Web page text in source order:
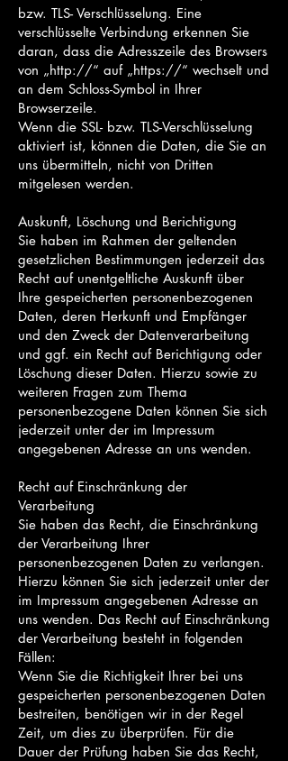
bzw. TLS- Verschlüsselung. Eine
verschlüsselte Verbindung erkennen Sie
daran, dass die Adresszeile des Browsers
von „http://“ auf „https://“ wechselt und
an dem Schloss-Symbol in Ihrer
Browserzeile.
Wenn die SSL- bzw. TLS-Verschlüsselung
aktiviert ist, können die Daten, die Sie an
uns übermitteln, nicht von Dritten
mitgelesen werden.
Auskunft, Löschung und Berichtigung
Sie haben im Rahmen der geltenden
gesetzlichen Bestimmungen jederzeit das
Recht auf unentgeltliche Auskunft über
Ihre gespeicherten personenbezogenen
Daten, deren Herkunft und Empfänger
und den Zweck der Datenverarbeitung
und ggf. ein Recht auf Berichtigung oder
Löschung dieser Daten. Hierzu sowie zu
weiteren Fragen zum Thema
personenbezogene Daten können Sie sich
jederzeit unter der im Impressum
angegebenen Adresse an uns wenden.
Recht auf Einschränkung der
Verarbeitung
Sie haben das Recht, die Einschränkung
der Verarbeitung Ihrer
personenbezogenen Daten zu verlangen.
Hierzu können Sie sich jederzeit unter der
im Impressum angegebenen Adresse an
uns wenden. Das Recht auf Einschränkung
der Verarbeitung besteht in folgenden
Fällen:
Wenn Sie die Richtigkeit Ihrer bei uns
gespeicherten personenbezogenen Daten
bestreiten, benötigen wir in der Regel
Zeit, um dies zu überprüfen. Für die
Dauer der Prüfung haben Sie das Recht,